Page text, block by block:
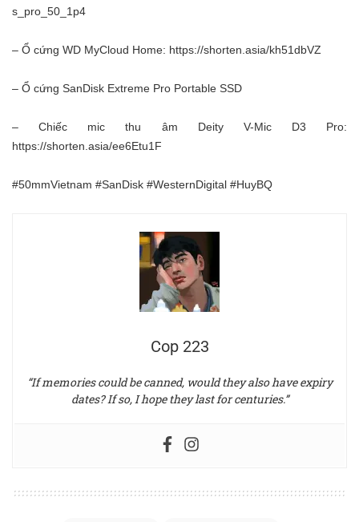
s_pro_50_1p4
– Ổ cứng WD MyCloud Home: https://shorten.asia/kh51dbVZ
– Ổ cứng SanDisk Extreme Pro Portable SSD
– Chiếc mic thu âm Deity V-Mic D3 Pro:
https://shorten.asia/ee6Etu1F
#50mmVietnam #SanDisk #WesternDigital #HuyBQ
Cop 223
“If memories could be canned, would they also have expiry
dates? If so, I hope they last for centuries.”